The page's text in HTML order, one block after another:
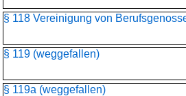
§ 118 Vereinigung von
§ 119 (weggefallen)
§ 119a (weggefallen)